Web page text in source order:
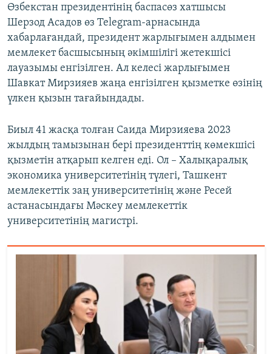
Өзбекстан президентінің баспасөз хатшысы
Шерзод Асадов өз Telegram-арнасында
хабарлағандай, президент жарлығымен алдымен
мемлекет басшысының әкімшілігі жетекшісі
лауазымы енгізілген. Ал келесі жарлығымен
Шавкат Мирзияев жаңа енгізілген қызметке өзінің
үлкен қызын тағайындады.
Биыл 41 жасқа толған Саида Мирзияева 2023
жылдың тамызынан бері президенттің көмекшісі
қызметін атқарып келген еді. Ол – Халықаралық
экономика университетінің түлегі, Ташкент
мемлекеттік заң университетінің және Ресей
астанасындағы Мәскеу мемлекеттік
университетінің магистрі.